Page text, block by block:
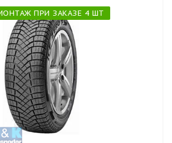
ПРИ ЗАКАЗЕ 4 ШТ